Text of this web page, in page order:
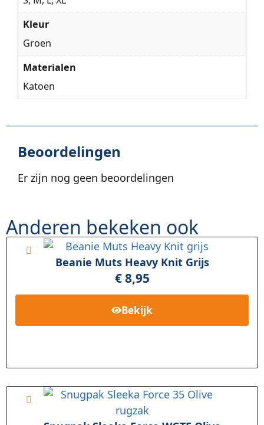
Kleur
Groen
Materialen
Katoen
Beoordelingen
Er zijn nog geen beoordelingen
Anderen bekeken ook
Beanie Muts Heavy Knit Grijs
€8,95
Bekijk